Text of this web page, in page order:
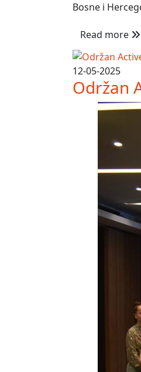
Bosne i
Read more
12-05-2025
Održan